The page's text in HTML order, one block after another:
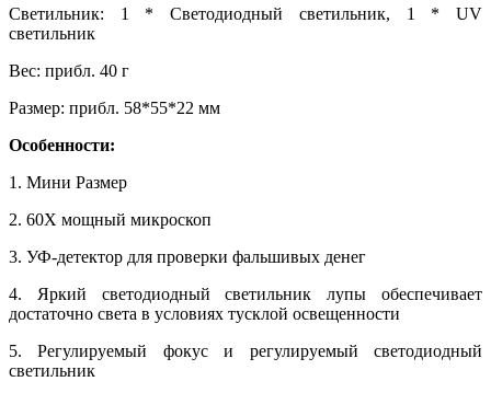
Светильник: 1 * Светодиодный светильник, 1 * UV
светильник
Вес: прибл. 40 г
Размер: прибл. 58*55*22 мм
Особенности:
1. Мини Размер
2. 60X мощный микроскоп
3. УФ-детектор для проверки фальшивых денег
4. Яркий светодиодный светильник лупы обеспечивает
достаточно света в условиях тусклой освещенности
5. Регулируемый фокус и регулируемый светодиодный
светильник